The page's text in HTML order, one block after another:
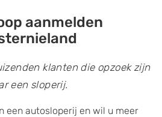
aanmelden
klanten die opzoek zijn
een sloperij.
een autosloperij en wil u meer